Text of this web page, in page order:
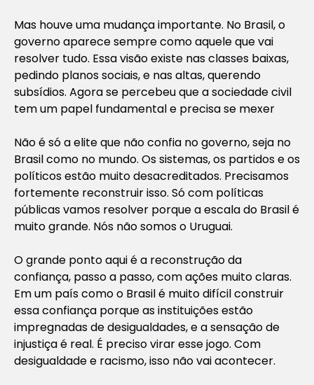
Mas houve uma mudança importante. No Brasil, o
governo aparece sempre como aquele que vai
resolver tudo. Essa visão existe nas classes baixas,
pedindo planos sociais, e nas altas, querendo
subsídios. Agora se percebeu que a sociedade civil
tem um papel fundamental e precisa se mexer
Não é só a elite que não confia no governo, seja no
Brasil como no mundo. Os sistemas, os partidos e os
políticos estão muito desacreditados. Precisamos
fortemente reconstruir isso. Só com políticas
públicas vamos resolver porque a escala do Brasil é
muito grande. Nós não somos o Uruguai.
O grande ponto aqui é a reconstrução da
confiança, passo a passo, com ações muito claras.
Em um país como o Brasil é muito difícil construir
essa confiança porque as instituições estão
impregnadas de desigualdades, e a sensação de
injustiça é real. É preciso virar esse jogo. Com
desigualdade e racismo, isso não vai acontecer.